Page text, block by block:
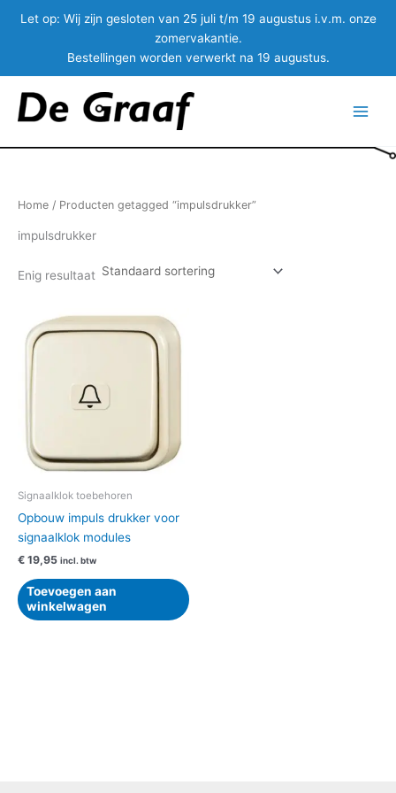
Let op: Wij zijn gesloten van 25 juli t/m 19 augustus i.v.m. onze
zomervakantie.
Bestellingen worden verwerkt na 19 augustus.
naar
Menu
Home / Producten getagged “impulsdrukker”
impulsdrukker
Enig resultaat
Signaalklok toebehoren
Opbouw impuls drukker voor
signaalklok modules
€ 19,95 incl. btw
Toevoegen aan
winkelwagen